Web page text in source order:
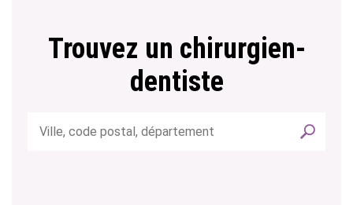
Trouvez un chirurgien-
dentiste